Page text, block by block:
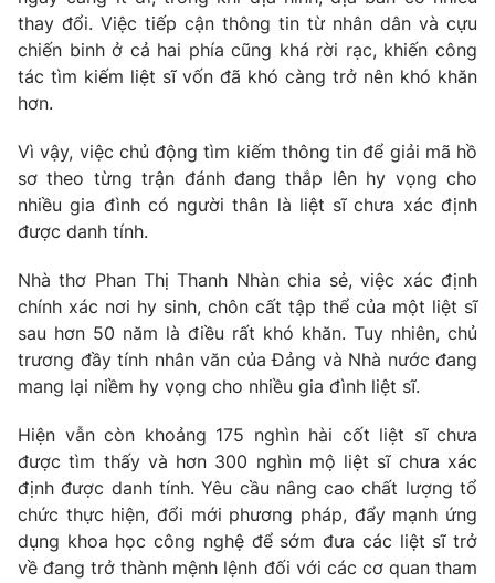
Phó Tổng Biên tập:Nguyễn Thị Mỹ Hạnh, Phạm Quốc Thắng,
Nguyễn Trọng Ninh
Tổng đài VTV:
024.38 355 931 - 024.38 355 932
Ðiện thoại Thời báo VTV:
Liên hệ quảng cáo:024-7300.7108
® Cấm sao chép dưới mọi hình thức nếu không có sự chấp
thuận bằng văn bản. Ghi rõ nguồn VTV.vn khi phát hành lại
thông tin từ website này.
thay đổi. Việc tiếp cận thông tin từ nhân dân và cựu
chiến binh ở cả hai phía cũng khá rời rạc, khiến công
tác tìm kiếm liệt sĩ vốn đã khó càng trở nên khó khăn
hơn.
Vì vậy, việc chủ động tìm kiếm thông tin để giải mã hồ
sơ theo từng trận đánh đang thắp lên hy vọng cho
nhiều gia đình có người thân là liệt sĩ chưa xác định
được danh tính.
Nhà thơ Phan Thị Thanh Nhàn chia sẻ, việc xác định
chính xác nơi hy sinh, chôn cất tập thể của một liệt sĩ
sau hơn 50 năm là điều rất khó khăn. Tuy nhiên, chủ
trương đầy tính nhân văn của Đảng và Nhà nước đang
mang lại niềm hy vọng cho nhiều gia đình liệt sĩ.
Hiện vẫn còn khoảng 175 nghìn hài cốt liệt sĩ chưa
được tìm thấy và hơn 300 nghìn mộ liệt sĩ chưa xác
định được danh tính. Yêu cầu nâng cao chất lượng tổ
chức thực hiện, đổi mới phương pháp, đẩy mạnh ứng
dụng khoa học công nghệ để sớm đưa các liệt sĩ trở
về đang trở thành mệnh lệnh đối với các cơ quan tham